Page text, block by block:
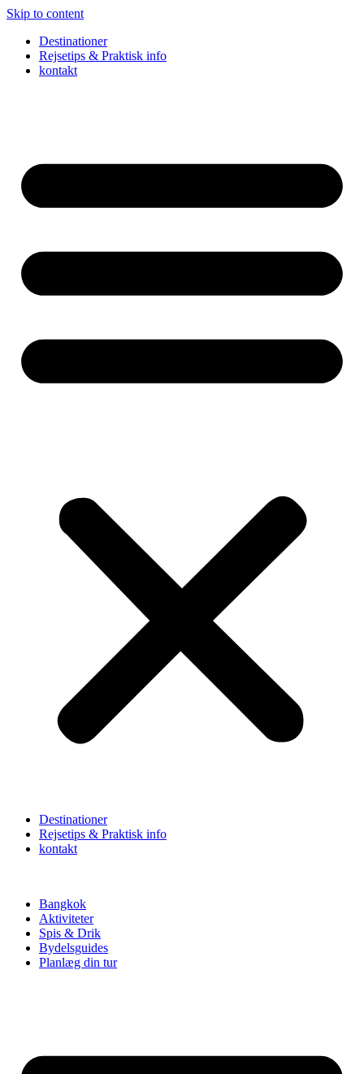
Skip to content
Destinationer
Rejsetips & Praktisk info
kontakt
Destinationer
Rejsetips & Praktisk info
kontakt
Bangkok
Aktiviteter
Spis & Drik
Bydelsguides
Planlæg din tur